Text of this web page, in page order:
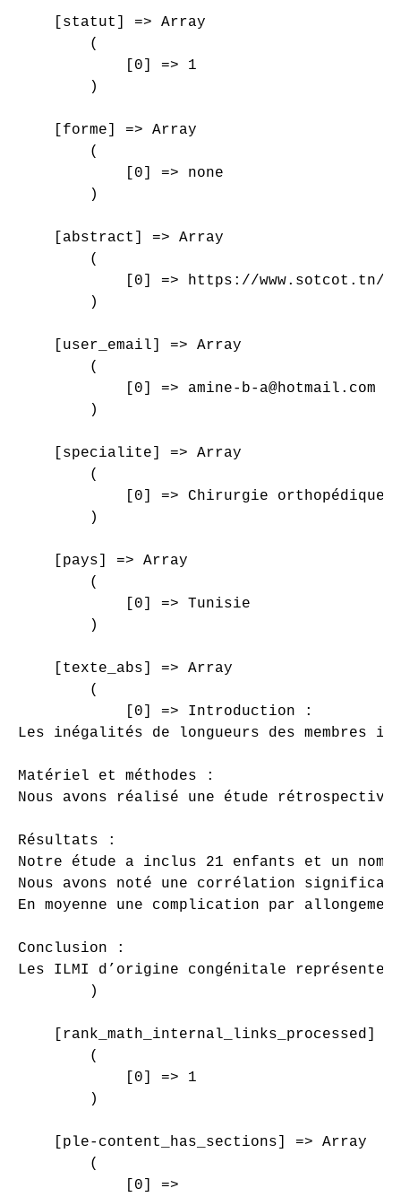
    [statut] => Array
        (
            [0] => 1
        )
    [forme] => Array
        (
            [0] => none
        )
    [abstract] => Array
        (
[0] => https://www.sotcot.tn/
        )
    [user_email] => Array
        (
            [0] => amine-b-a@hotmail.com
        )
    [specialite] => Array
        (
[0] => Chirurgie orthopédique
        )
    [pays] => Array
        (
            [0] => Tunisie
        )
    [texte_abs] => Array
        (
            [0] => Introduction :
Les inégalités de longueurs des
Matériel et méthodes :
Nous avons réalisé une étude
Résultats :
Notre étude a inclus 21 enfants et un
Nous avons noté une corrélation
En moyenne une complication par
Conclusion :
Les ILMI d’origine congénitale
        )
[rank_math_internal_links_processed]
        (
            [0] => 1
        )
    [ple-content_has_sections] => Array
        (
            [0] =>